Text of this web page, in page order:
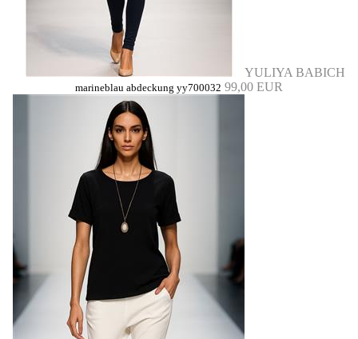
YULIYA BABICH
marineblau abdeckung yy700032 99,00 EUR